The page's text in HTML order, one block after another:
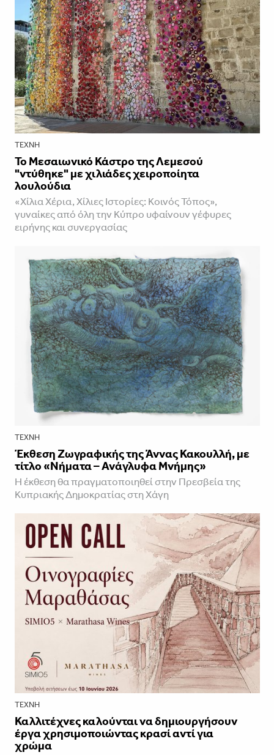
ΤΈΧΝΗ
Το Μεσαιωνικό Κάστρο της Λεμεσού
"ντύθηκε" με χιλιάδες χειροποίητα
λουλούδια
«Χίλια Χέρια, Χίλιες Ιστορίες: Κοινός Τόπος»,
γυναίκες από όλη την Κύπρο υφαίνουν γέφυρες
ειρήνης και συνεργασίας
ΤΈΧΝΗ
Έκθεση Ζωγραφικής της Άννας Κακουλλή, με
τίτλο «Νήματα – Ανάγλυφα Μνήμης»
Η έκθεση θα πραγματοποιηθεί στην Πρεσβεία της
Κυπριακής Δημοκρατίας στη Χάγη
ΤΈΧΝΗ
Καλλιτέχνες καλούνται να δημιουργήσουν
έργα χρησιμοποιώντας κρασί αντί για
χρώμα